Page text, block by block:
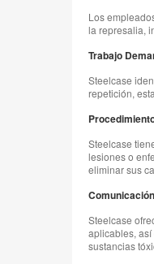
Los
la represalia,
Trabajo
Steelcase
repetición,
Steelcase
lesiones o
eliminar sus
Steelcase
aplicables,
sustancias